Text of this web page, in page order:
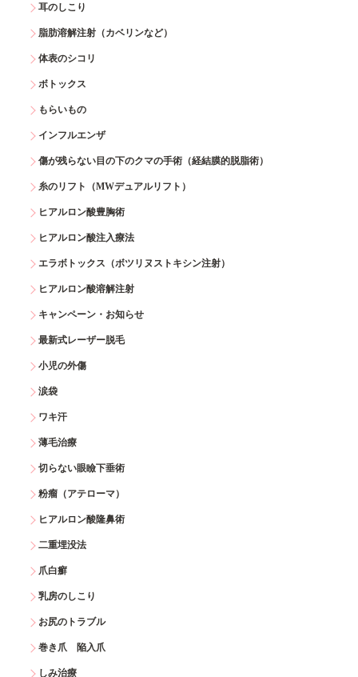
耳のしこり
脂肪溶解注射（カベリンなど）
体表のシコリ
ボトックス
もらいもの
インフルエンザ
傷が残らない目の下のクマの手術（経結膜的脱脂術）
糸のリフト（MWデュアルリフト）
ヒアルロン酸豊胸術
ヒアルロン酸注入療法
エラボトックス（ボツリヌストキシン注射）
ヒアルロン酸溶解注射
キャンペーン・お知らせ
最新式レーザー脱毛
小児の外傷
涙袋
ワキ汗
薄毛治療
切らない眼瞼下垂術
粉瘤（アテローマ）
ヒアルロン酸隆鼻術
二重埋没法
爪白癬
乳房のしこり
お尻のトラブル
巻き爪 陥入爪
しみ治療